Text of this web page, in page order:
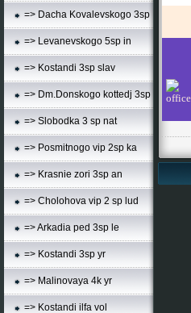
=> Dacha Kovalevskogo 3sp
=> Levanevskogo 5sp in
=> Kostandi 3sp slav
=> Dm.Donskogo kottedj 3sp
=> Slobodka 3 sp nat
=> Posmitnogo vip 2sp ka
=> Krasnie zori 3sp an
=> Cholohova vip 2 sp lud
=> Arkadia ped 3sp le
=> Kostandi 3sp yr
=> Malinovaya 4k yr
=> Kostandi ilfa vol